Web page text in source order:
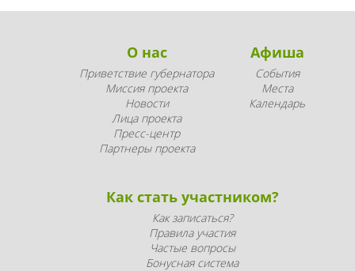
О нас
Приветствие губернатора
Миссия проекта
Новости
Лица проекта
Пресс-центр
Партнеры проекта
Афиша
События
Места
Календарь
Как стать участником?
Как записаться?
Правила участия
Частые вопросы
Бонусная система